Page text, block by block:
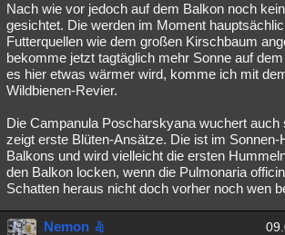
Nach wie vor jedoch auf dem Balkon noch
gesichtet. Die werden im Moment
Futterquellen wie dem großen Kirschbaum
bekomme jetzt tagtäglich mehr Sonne auf
es hier etwas wärmer wird, komme ich mit
Wildbienen-Revier.
Die Campanula Poscharskyana wuchert auch
zeigt erste Blüten-Ansätze. Die ist im Sonnen-
Balkons und wird vielleicht die ersten
den Balkon locken, wenn die Pulmonaria
Schatten heraus nicht doch vorher noch wen
Nemon